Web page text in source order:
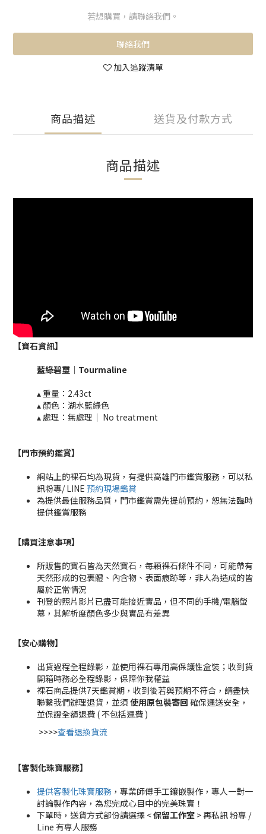
若想購買，請聯絡我們。
聯絡我們
加入追蹤清單
商品描述 送貨及付款方式
商品描述
【寶石資訊】
藍綠碧璽 ｜ Tourmaline​
▴ 重量：2.43ct
▴ 顏色：湖水藍綠色
▴ 處理：無處理｜ No treatment​​
【門市預約鑑賞】
網站上的裸石均為現貨，有提供高雄門市鑑賞服務，可以私
訊粉專/ LINE 預約現場鑑賞
為提供最佳服務品質，門市鑑賞需先提前預約，恕無法臨時
提供鑑賞服務
【購買注意事項】
所販售的寶石皆為天然寶石，每顆裸石條件不同，可能帶有
天然形成的包裹體、內含物、表面痕跡等，非人為造成的皆
屬於正常情況
刊登的照片影片已盡可能接近實品，但不同的手機/電腦螢
幕，其解析度顏色多少與實品有差異
【安心購物】
出貨過程全程錄影，並使用裸石專用高保護性盒裝；收到貨
開箱時務必全程錄影，保障你我權益
裸石商品提供7天鑑賞期，收到後若與預期不符合，請盡快
聯繫我們辦理退貨，並須 使用原包裝寄回 確保運送安全，
並保證全額退費 ( 不包括運費 )
>>>>查看退換貨流
【客製化珠寶服務】
提供客製化珠寶服務 ，專業師傅手工鑲嵌製作，專人一對一
討論製作內容，為您完成心目中的完美珠寶！
下單時，送貨方式部份請選擇 <保留工作室 > 再私訊 粉專 /
Line 有專人服務